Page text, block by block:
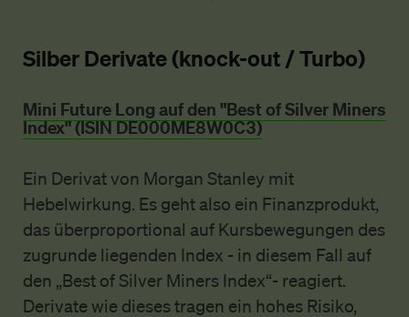
Silber Derivate (knock-out / Turbo)
Mini Future Long auf den "Best of Silver Miners
Index" (ISIN DE000ME8W0C3)
Ein Derivat von Morgan Stanley mit
Hebelwirkung. Es geht also ein Finanzprodukt,
das überproportional auf Kursbewegungen des
zugrunde liegenden Index - in diesem Fall auf
den „Best of Silver Miners Index“- reagiert.
Derivate wie dieses tragen ein hohes Risiko,